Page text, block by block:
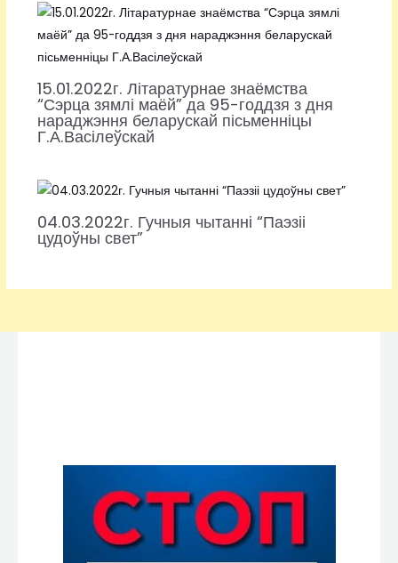
15.01.2022г. Літаратурнае знаёмства
“Сэрца зямлі маёй” да 95-годдзя з дня
нараджэння беларускай пісьменніцы
Г.А.Васілеўскай
04.03.2022г. Гучныя чытанні “Паэзіі
цудоўны свет”